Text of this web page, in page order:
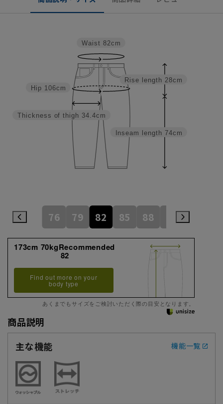
Inseam length 74cm
Rise length 28cm
Thickness of thigh 34.4cm
Hip 106cm
Waist 82cm
76 79 82 85 88 91
173cm 70kgRecommended
82
Find out more on your
body type
あくまでもサイズをご検討いただく際の目安となります。
商品説明
主な機能
機能一覧